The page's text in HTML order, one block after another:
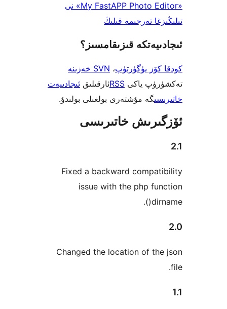
«My FastAPP Photo Editor» نى
تەرجىمە قىلىڭ
قىزىقامسىز؟
،SVN خەزىنە
RSSئارقىلىقئىجادىيەت
گە مۇشتەرى بولغىلى بولىدۇ.
خاتىرىسى
Fixed a backward
issue with the php
Changed the location of